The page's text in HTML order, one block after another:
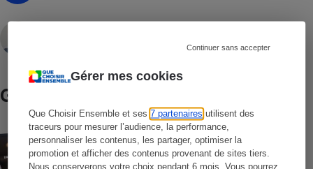
Gérer mes cookies
Que Choisir Ensemble et ses7 partenaires utilisent des
traceurs pour mesurer l’audience, la performance,
personnaliser les contenus, les partager, optimiser la
promotion et afficher des contenus provenant de sites tiers.
Continuer sans accepter
Guide d’achat
Banque en ligne - Bien choisir sa banque
en ligne